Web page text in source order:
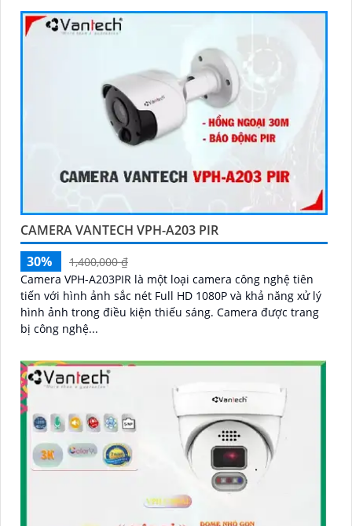
CAMERA VANTECH VPH-A203 PIR
30%
1,400,000 ₫
Camera VPH-A203PIR là một loại camera công nghệ tiên
tiến với hình ảnh sắc nét Full HD 1080P và khả năng xử lý
hình ảnh trong điều kiện thiếu sáng. Camera được trang
bị công nghệ...